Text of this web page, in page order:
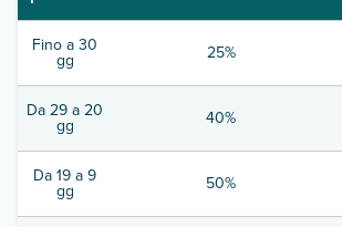
Fino a 30
gg 25%
Da 29 a 20
gg 40%
Da 19 a 9
gg 50%